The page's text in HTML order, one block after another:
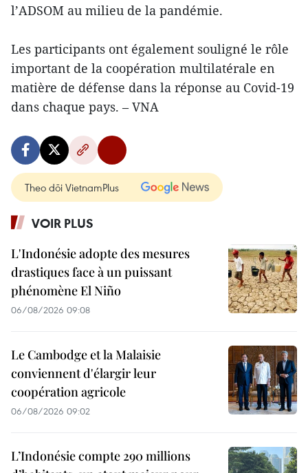
l’ADSOM au milieu de la pandémie.
Les participants ont également souligné le rôle
important de la coopération multilatérale en
matière de défense dans la réponse au Covid-19
dans chaque pays. – VNA
Theo dõi VietnamPlus
VOIR PLUS
L'Indonésie adopte des mesures
drastiques face à un puissant
phénomène El Niño
06/08/2026 09:08
Le Cambodge et la Malaisie
conviennent d'élargir leur
coopération agricole
06/08/2026 09:02
L’Indonésie compte 290 millions